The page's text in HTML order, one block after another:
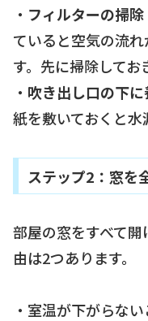
・ フィルターの掃除
ていると空気の流
す。先に掃除してお
・ 吹き出し口の下
紙を敷いておくと水
ステップ2：窓を
部屋の窓をすべて
由は2つあります。
・室温が下がらな